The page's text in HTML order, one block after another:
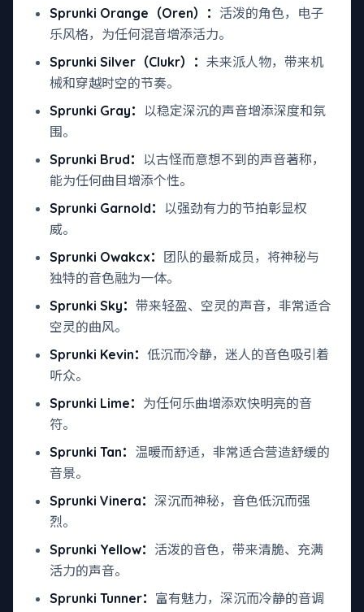
Sprunki Orange（Oren）： 活泼的角色，电子
乐风格，为任何混音增添活力。
Sprunki Silver（Clukr）： 未来派人物，带来机
械和穿越时空的节奏。
Sprunki Gray： 以稳定深沉的声音增添深度和氛
围。
Sprunki Brud： 以古怪而意想不到的声音著称，
能为任何曲目增添个性。
Sprunki Garnold： 以强劲有力的节拍彰显权
威。
Sprunki Owakcx： 团队的最新成员，将神秘与
独特的音色融为一体。
Sprunki Sky： 带来轻盈、空灵的声音，非常适合
空灵的曲风。
Sprunki Kevin： 低沉而冷静，迷人的音色吸引着
听众。
Sprunki Lime： 为任何乐曲增添欢快明亮的音
符。
Sprunki Tan： 温暖而舒适，非常适合营造舒缓的
音景。
Sprunki Vinera： 深沉而神秘，音色低沉而强
烈。
Sprunki Yellow： 活泼的音色，带来清脆、充满
活力的声音。
Sprunki Tunner： 富有魅力，深沉而冷静的音调